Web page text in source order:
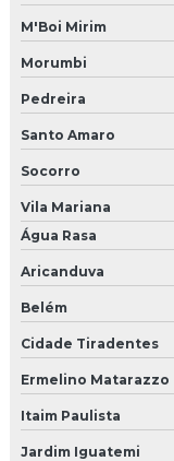
Fluke certificação
Fluke para certificar
Fluke para certificar
Fluke para
Fluke para certificar
Fornecedor cftv
Fornecedor
Fusão de fibra
Fusão de fibra
M'Boi Mirim
Morumbi
Pedreira
Santo Amaro
Socorro
Vila Mariana
Água Rasa
Aricanduva
Belém
Cidade Tiradentes
Ermelino Matarazzo
Itaim Paulista
Jardim Iguatemi